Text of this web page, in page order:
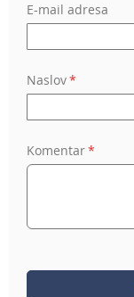
E-mail adresa
Naslov
Komentar